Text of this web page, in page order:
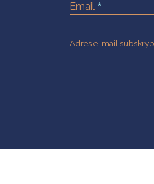
Email
Adres e-mail